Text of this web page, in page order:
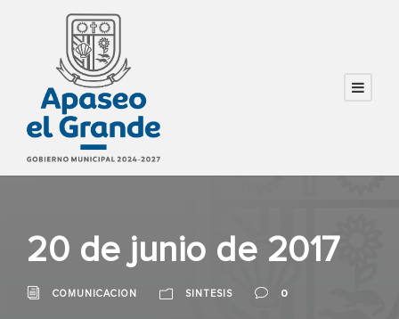
20 de junio de 2017
COMUNICACION SINTESIS 0